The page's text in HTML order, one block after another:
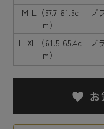
M-L（57.7-61.5c
m）
ブ
L-XL（61.5-65.4c
m）
ブ